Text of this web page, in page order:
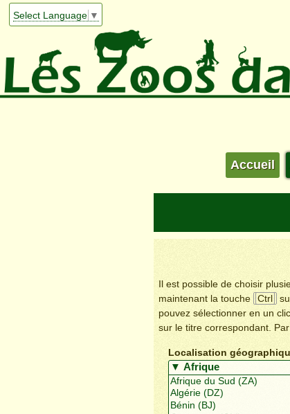
Select Language ▼
Accueil
Il est possible de choisir
maintenant la touche
Ctrl
pouvez sélectionner en un
sur le titre correspondant.
Localisation